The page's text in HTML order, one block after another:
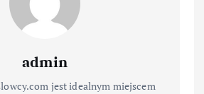
admin
jest idealnym miejscem